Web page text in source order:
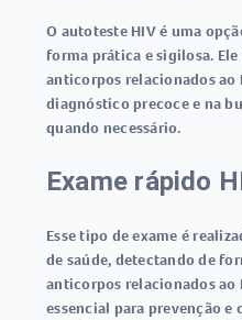
O autoteste HIVé uma
forma prática e sigilosa.
anticorpos relacionados ao
diagnóstico precoce e na
quando necessário.
Exame rápido
Esse tipo de exame é
de saúde, detectando de
anticorpos relacionados ao
essencial para prevenção